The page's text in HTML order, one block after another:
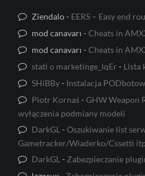
Ziendalo- EERS – Easy end
mod canavarı -Cheats in
mod canavarı -Cheats in
stati o marketinge_lqEr - Lista
SHiBBy- Instalacja PODbotow
Piotr Kornaś-GHW Weapon
wyłączenia podmiany modeli
DarkGL -Oszukiwanie list
Gametracker/Wiaderko/Cssetti
DarkGL - Zabezpieczanie